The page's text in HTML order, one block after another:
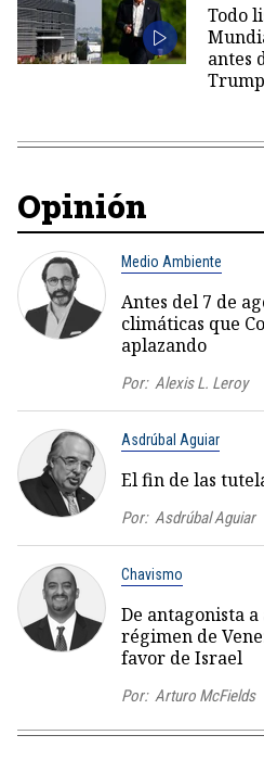
Todo
antes
Opinión
Medio Ambiente
Antes del 7 de
climáticas que
aplazando
Por: Alexis L. Leroy
Asdrúbal Aguiar
El fin de las
Por: Asdrúbal Aguiar
Chavismo
De antagonista
régimen de
favor de Israel
Por: Arturo McFields